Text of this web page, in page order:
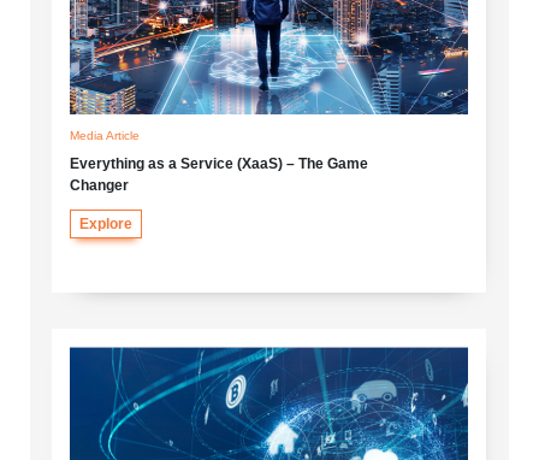
Media Article
Everything as a Service (XaaS) – The Game
Changer
Explore